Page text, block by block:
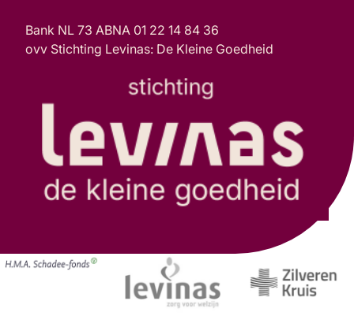
Bank NL 73 ABNA 01 22 14 84 36
ovv Stichting Levinas: De Kleine Goedheid